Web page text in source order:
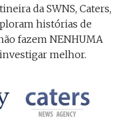
da SWNS, Caters,
histórias de
fazem NENHUMA
melhor.